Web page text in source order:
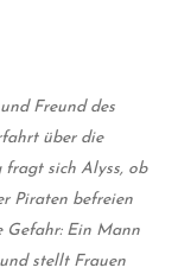
Freund des
über die
sich Alyss, ob
Piraten befreien
Gefahr: Ein Mann
stellt Frauen